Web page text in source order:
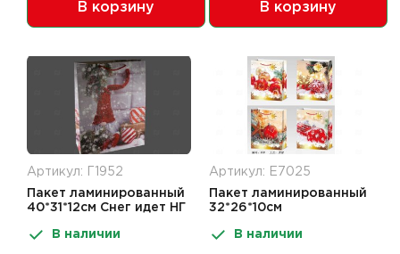
В корзину В корзину
Артикул: Г1952
Пакет ламинированный
40*31*12см Снег идет НГ
В наличии
Артикул: Е7025
Пакет ламинированный
32*26*10см
X800-MВ наличии